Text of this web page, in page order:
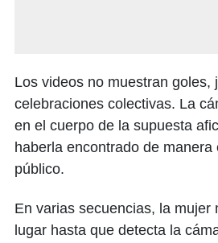
Los videos no muestran goles,
celebraciones colectivas. La
en el cuerpo de la supuesta
haberla encontrado de manera
público.
En varias secuencias, la mujer
lugar hasta que detecta la